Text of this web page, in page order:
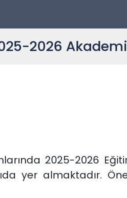
2026
2025-2026
yer almaktadır.